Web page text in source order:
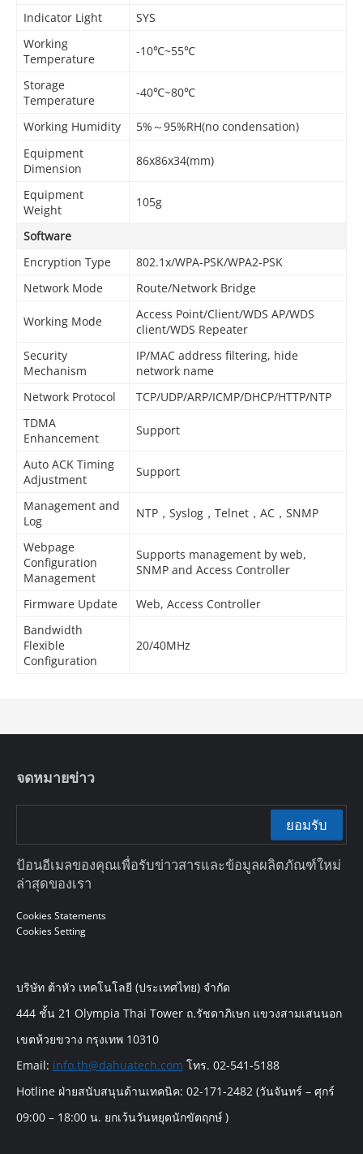
Indicator Light
SYS
Working
Temperature
-10℃~55℃
Storage
Temperature
-40℃~80℃
Working Humidity
5%～95%RH(no condensation)
Equipment
Dimension
86x86x34(mm)
Equipment
Weight
105g
Software
Encryption Type
802.1x/WPA-PSK/WPA2-PSK
Network Mode
Route/Network Bridge
Working Mode
Access Point/Client/WDS AP/WDS
client/WDS Repeater
Security
Mechanism
IP/MAC address filtering, hide
network name
Network Protocol
TCP/UDP/ARP/ICMP/DHCP/HTTP/NTP
TDMA
Enhancement
Support
Auto ACK Timing
Adjustment
Support
Management and
Log
NTP，Syslog，Telnet，AC，SNMP
Webpage
Configuration
Management
Supports management by web,
SNMP and Access Controller
Firmware Update
Web, Access Controller
Bandwidth
Flexible
Configuration
20/40MHz
จดหมายข่าว
ยอมรับ
ป้อนอีเมลของคุณเพื่อรับข่าวสารและข้อมูลผลิตภัณฑ์ใหม่
ล่าสุดของเรา
Cookies Statements
Cookies Setting
บริษัท ต้าหัว เทคโนโลยี (ประเทศไทย) จำกัด
444 ชั้น 21 Olympia Thai Tower ถ.รัชดาภิเษก แขวงสามเสนนอก
เขตห้วยขวาง กรุงเทพ 10310
Email: info.th@dahuatech.com โทร. 02-541-5188
Hotline ฝ่ายสนับสนุนด้านเทคนิค: 02-171-2482 (วันจันทร์ – ศุกร์
09:00 – 18:00 น. ยกเว้นวันหยุดนักขัตฤกษ์ )